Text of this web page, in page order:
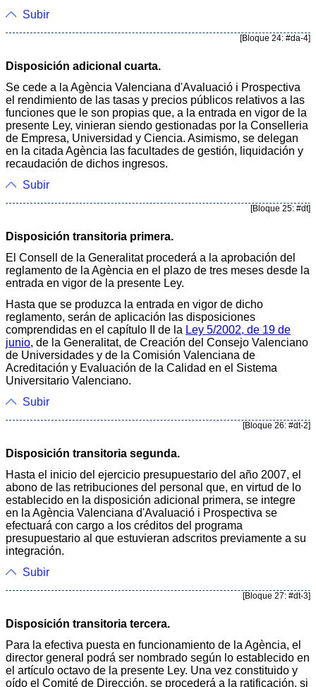
Subir
[Bloque 24: #da-4]
Disposición adicional cuarta.
Se cede a la Agència Valenciana d'Avaluació i Prospectiva
el rendimiento de las tasas y precios públicos relativos a las
funciones que le son propias que, a la entrada en vigor de la
presente Ley, vinieran siendo gestionadas por la Conselleria
de Empresa, Universidad y Ciencia. Asimismo, se delegan
en la citada Agència las facultades de gestión, liquidación y
recaudación de dichos ingresos.
Subir
[Bloque 25: #dt]
Disposición transitoria primera.
El Consell de la Generalitat procederá a la aprobación del
reglamento de la Agència en el plazo de tres meses desde la
entrada en vigor de la presente Ley.
Hasta que se produzca la entrada en vigor de dicho
reglamento, serán de aplicación las disposiciones
comprendidas en el capítulo II de la Ley 5/2002, de 19 de
junio, de la Generalitat, de Creación del Consejo Valenciano
de Universidades y de la Comisión Valenciana de
Acreditación y Evaluación de la Calidad en el Sistema
Universitario Valenciano.
Subir
[Bloque 26: #dt-2]
Disposición transitoria segunda.
Hasta el inicio del ejercicio presupuestario del año 2007, el
abono de las retribuciones del personal que, en virtud de lo
establecido en la disposición adicional primera, se integre
en la Agència Valenciana d'Avaluació i Prospectiva se
efectuará con cargo a los créditos del programa
presupuestario al que estuvieran adscritos previamente a su
integración.
Subir
[Bloque 27: #dt-3]
Disposición transitoria tercera.
Para la efectiva puesta en funcionamiento de la Agència, el
director general podrá ser nombrado según lo establecido en
el artículo octavo de la presente Ley. Una vez constituido y
oído el Comité de Dirección, se procederá a la ratificación, si